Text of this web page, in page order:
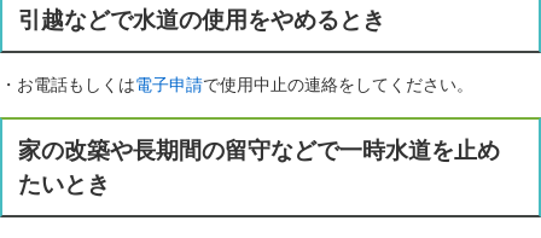
引越などで水道の使用をやめるとき
・お電話もしくは電子申請で使用中止の連絡をしてください。
家の改築や長期間の留守などで一時水道を止め
たいとき